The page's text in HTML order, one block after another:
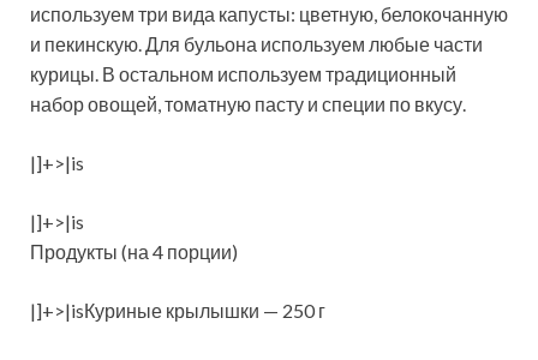
используем три вида капусты: цветную, белокочанную
и пекинскую. Для бульона используем любые части
курицы. В остальном используем традиционный
набор овощей, томатную пасту и специи по вкусу.
|]+>|is
|]+>|is
Продукты (на 4 порции)
|]+>|isКуриные крылышки — 250 г